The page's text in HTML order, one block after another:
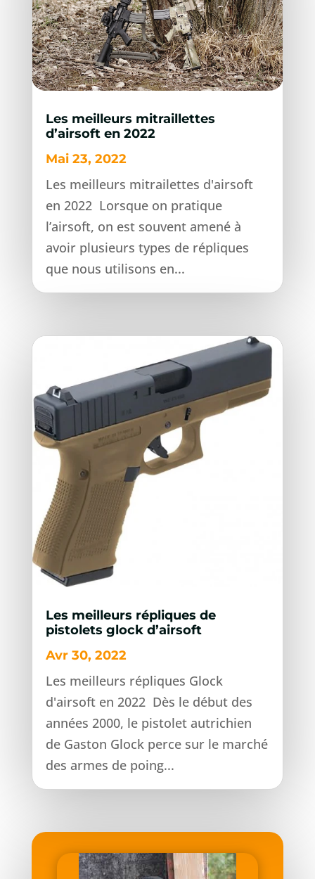
Les meilleurs mitraillettes
d’airsoft en 2022
Mai 23, 2022
Les meilleurs mitrailettes d'airsoft
en 2022 Lorsque on pratique
l’airsoft, on est souvent amené à
avoir plusieurs types de répliques
que nous utilisons en...
Les meilleurs répliques de
pistolets glock d’airsoft
Avr 30, 2022
Les meilleurs répliques Glock
d'airsoft en 2022 Dès le début des
années 2000, le pistolet autrichien
de Gaston Glock perce sur le marché
des armes de poing...